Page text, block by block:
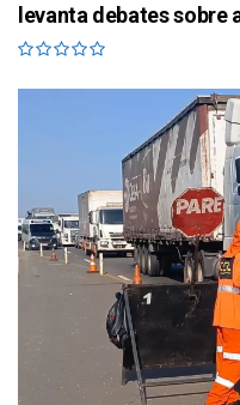
levanta debates sobre